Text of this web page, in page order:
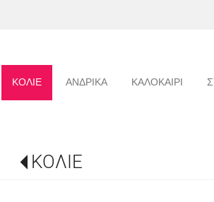
ΚΟΛΙΕ ΑΝΔΡΙΚΑ ΚΑΛΟΚΑΙΡΙ
ΚΟΛΙΕ